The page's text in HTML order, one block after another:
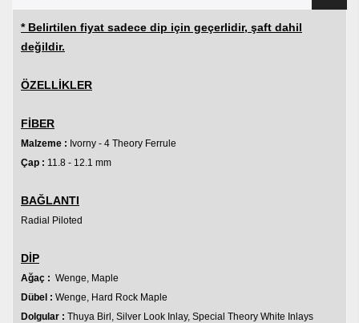
* Belirtilen fiyat sadece dip için geçerlidir, şaft dahil
değildir.
ÖZELLİKLER
FİBER
Malzeme : Ivorny - 4 Theory Ferrule
Çap : 11.8 - 12.1 mm
BAĞLANTI
Radial Piloted
DİP
Ağaç : Wenge, Maple
Dübel : Wenge, Hard Rock Maple
Dolgular : Thuya Birl, Silver Look Inlay, Special Theory White Inlays